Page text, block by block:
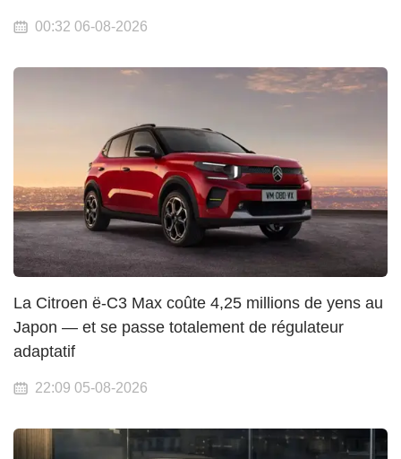
00:32 06-08-2026
La Citroen ë-C3 Max coûte 4,25 millions de yens au
Japon — et se passe totalement de régulateur
adaptatif
22:09 05-08-2026